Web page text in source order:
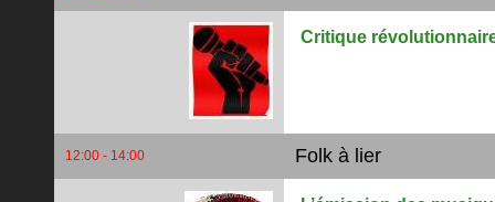
Critique
12:00 - 14:00 Folk à lier